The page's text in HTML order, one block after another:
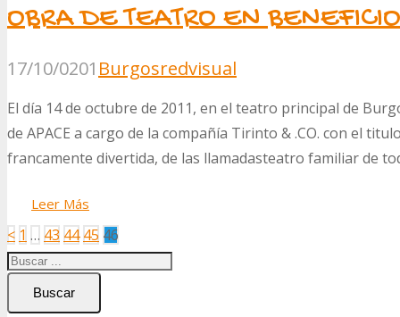
OBRA DE TEATRO EN
17/10/0201 Burgosredvisual
El día 14 de octubre de 2011, en el teatro principal de
de APACE a cargo de la compañía Tirinto & .CO. con el
francamente divertida, de las llamadasteatro familiar de
Leer Más
Paginación
de
entradas
< 1 … 43 44 45 46
Buscar